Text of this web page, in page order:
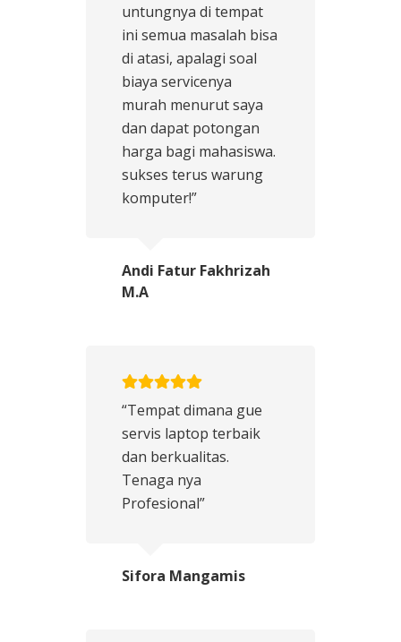
untungnya di tempat
ini semua masalah bisa
di atasi, apalagi soal
biaya servicenya
murah menurut saya
dan dapat potongan
harga bagi mahasiswa.
sukses terus warung
komputer!”
Andi Fatur Fakhrizah
M.A
“Tempat dimana gue
servis laptop terbaik
dan berkualitas.
Tenaga nya
Profesional”
Sifora Mangamis